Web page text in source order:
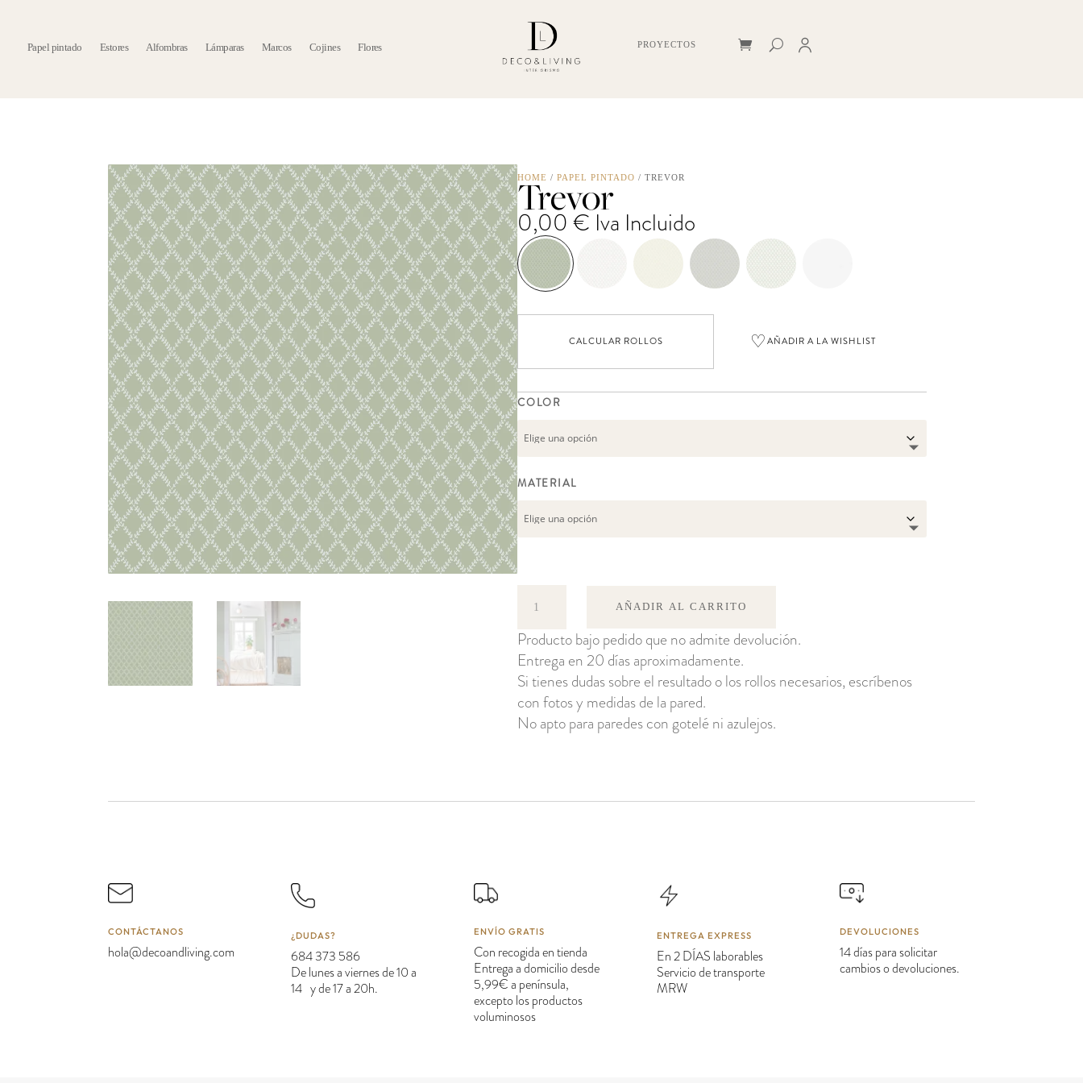
Papel pintado Estores Alfombras Lámparas Marcos Cojines Flores PROYECTOS
HOME /PAPEL PINTADO / TREVOR
Trevor
0,00€ Iva Incluido
CALCULAR ROLLOS ♡AÑADIR A LA WISHLIST
COLOR
MATERIAL
AÑADIR AL CARRITO
Producto bajo pedido que no admite devolución.
Entrega en 20 días aproximadamente.
Si tienes dudas sobre el resultado o los rollos necesarios, escríbenos
con fotos y medidas de la pared.
No apto para paredes con gotelé ni azulejos.
CONTÁCTANOS
hola@decoandliving.com
¿DUDAS?
684 373 586
De lunes a viernes de 10 a
14 y de 17 a 20h.
ENVÍO GRATIS
Con recogida en tienda
Entrega a domicilio desde
5,99€ a península,
excepto los productos
voluminosos
ENTREGA EXPRESS
En 2 DÍAS laborables
Servicio de transporte
MRW
DEVOLUCIONES
14 días para solicitar
cambios o devoluciones.